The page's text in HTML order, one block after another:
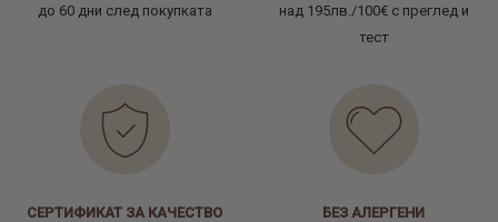
до 60 дни след покупката
над 195лв./100€ с преглед и
тест
СЕРТИФИКАТ ЗА КАЧЕСТВО
БЕЗ АЛЕРГЕНИ